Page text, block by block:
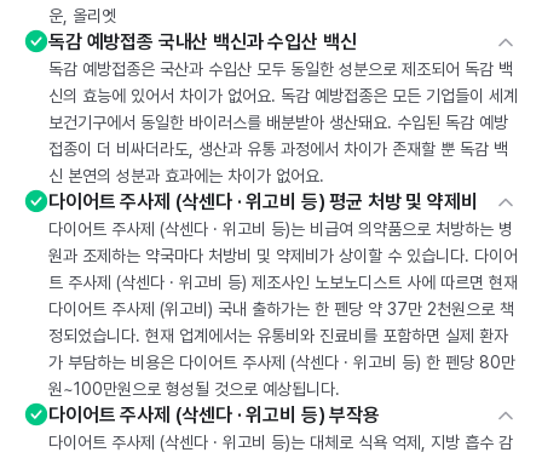
운, 올리엣
독감 예방접종 국내산 백신과 수입산 백신
독감 예방접종은 국산과 수입산 모두 동일한 성분으로 제조되어 독감 백
신의 효능에 있어서 차이가 없어요. 독감 예방접종은 모든 기업들이 세계
보건기구에서 동일한 바이러스를 배분받아 생산돼요. 수입된 독감 예방
접종이 더 비싸더라도, 생산과 유통 과정에서 차이가 존재할 뿐 독감 백
신 본연의 성분과 효과에는 차이가 없어요.
다이어트 주사제 (삭센다 · 위고비 등) 평균 처방 및 약제비
다이어트 주사제 (삭센다 · 위고비 등)는 비급여 의약품으로 처방하는 병
원과 조제하는 약국마다 처방비 및 약제비가 상이할 수 있습니다. 다이어
트 주사제 (삭센다 · 위고비 등) 제조사인 노보노디스트 사에 따르면 현재
다이어트 주사제 (위고비) 국내 출하가는 한 펜당 약 37만 2천원으로 책
정되었습니다. 현재 업계에서는 유통비와 진료비를 포함하면 실제 환자
가 부담하는 비용은 다이어트 주사제 (삭센다 · 위고비 등) 한 펜당 80만
원~100만원으로 형성될 것으로 예상됩니다.
다이어트 주사제 (삭센다 · 위고비 등) 부작용
다이어트 주사제 (삭센다 · 위고비 등)는 대체로 식욕 억제, 지방 흡수 감